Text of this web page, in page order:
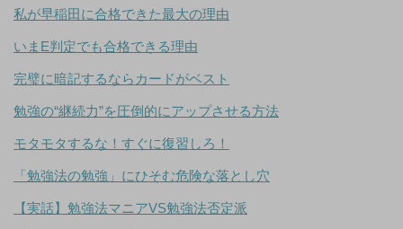
私が早稲田に合格できた最大の理由
いまE判定でも合格できる理由
完璧に暗記するならカードがベスト
勉強の“継続力”を圧倒的にアップさせる方法
モタモタするな！すぐに復習しろ！
「勉強法の勉強」にひそむ危険な落とし穴
【実話】勉強法マニアVS勉強法否定派